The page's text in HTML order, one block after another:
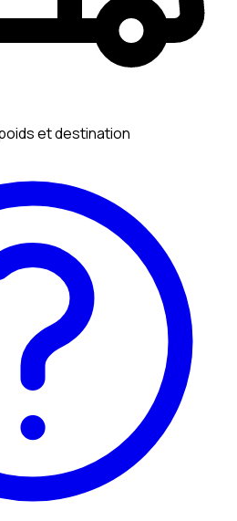
et destination